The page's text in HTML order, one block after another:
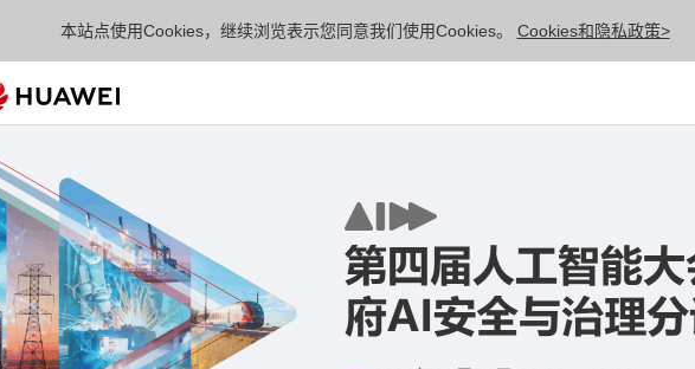
本站点使用Cookies，继续浏览表示您同意我们使用Cookies。 Cookies和隐私政策>